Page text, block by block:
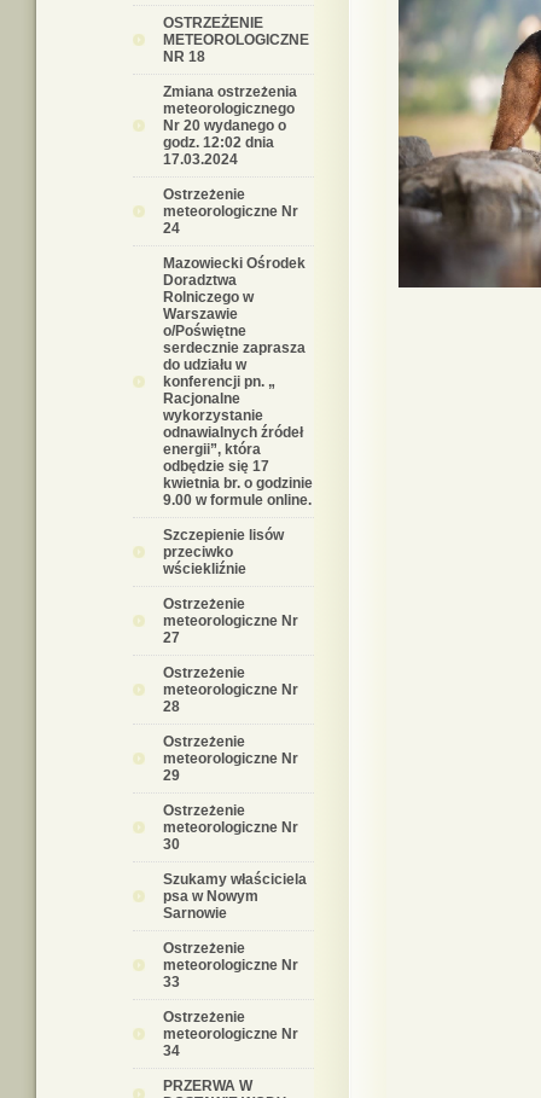
OSTRZEŻENIE
METEOROLOGICZNE
NR 18
Zmiana ostrzeżenia
meteorologicznego
Nr 20 wydanego o
godz. 12:02 dnia
17.03.2024
Ostrzeżenie
meteorologiczne Nr
24
Mazowiecki Ośrodek
Doradztwa
Rolniczego w
Warszawie
o/Poświętne
serdecznie zaprasza
do udziału w
konferencji pn. „
Racjonalne
wykorzystanie
odnawialnych źródeł
energii”, która
odbędzie się 17
kwietnia br. o godzinie
9.00 w formule online.
Szczepienie lisów
przeciwko
wściekliźnie
Ostrzeżenie
meteorologiczne Nr
27
Ostrzeżenie
meteorologiczne Nr
28
Ostrzeżenie
meteorologiczne Nr
29
Ostrzeżenie
meteorologiczne Nr
30
Szukamy właściciela
psa w Nowym
Sarnowie
Ostrzeżenie
meteorologiczne Nr
33
Ostrzeżenie
meteorologiczne Nr
34
PRZERWA W